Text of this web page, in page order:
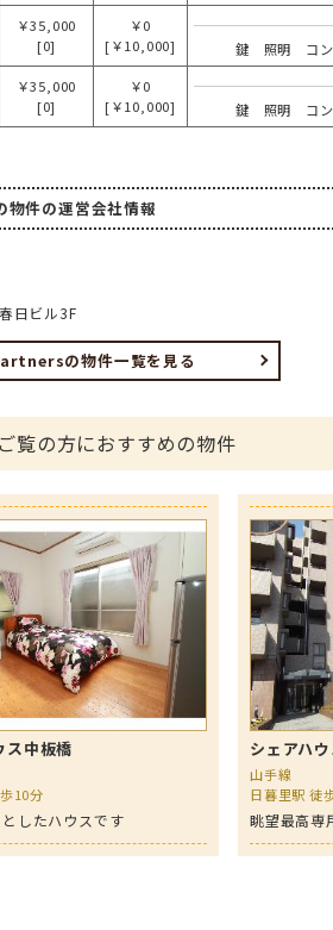
￥35,000
[0]
￥0
[￥10,000]
鍵 照明 コン
￥35,000
[0]
￥0
[￥10,000]
鍵 照明 コン
物件の運営会社情報
日ビル3F
の物件一覧を見る
覧の方におすすめの物件
ス中板橋
10分
したハウスです
シェアハ
山手線
日暮里駅 徒
眺望最高専